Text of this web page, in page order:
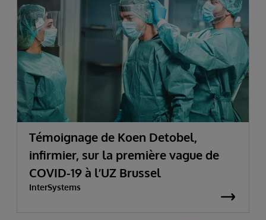
Témoignage de Koen Detobel,
infirmier, sur la première vague de
COVID-19 à l’UZ Brussel
InterSystems